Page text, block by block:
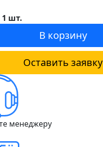
1 шт.
В корзину
Оставить заявку
менеджеру